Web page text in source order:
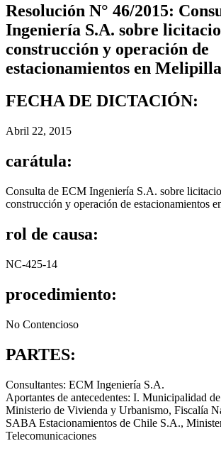
Resolución N° 46/2015:
Ingeniería S.A. sobre
construcción y operación de
estacionamientos en Melipilla
FECHA DE DICTACIÓN:
Abril 22, 2015
carátula:
Consulta de ECM Ingeniería S.A. sobre
construcción y operación de estacionamientos
rol de causa:
NC-425-14
procedimiento:
No Contencioso
PARTES:
Consultantes: ECM Ingeniería S.A.
Aportantes de antecedentes: I. Municipalidad
Ministerio de Vivienda y Urbanismo, Fiscalía
SABA Estacionamientos de Chile S.A.,
Telecomunicaciones